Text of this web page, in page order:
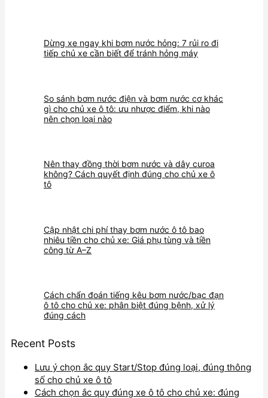
Dừng xe ngay khi bơm nước hỏng: 7 rủi ro đi
tiếp chủ xe cần biết để tránh hỏng máy
So sánh bơm nước điện và bơm nước cơ khác
gì cho chủ xe ô tô: ưu nhược điểm, khi nào
nên chọn loại nào
Nên thay đồng thời bơm nước và dây curoa
không? Cách quyết định đúng cho chủ xe ô
tô
Cập nhật chi phí thay bơm nước ô tô bao
nhiêu tiền cho chủ xe: Giá phụ tùng và tiền
công từ A–Z
Cách chẩn đoán tiếng kêu bơm nước/bạc đạn
ô tô cho chủ xe: phân biệt đúng bệnh, xử lý
đúng cách
Recent Posts
Lưu ý chọn ắc quy Start/Stop đúng loại, đúng thông
số cho chủ xe ô tô
Cách chọn ắc quy đúng xe ô tô cho chủ xe: đúng